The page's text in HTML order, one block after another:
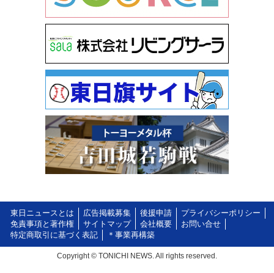
東日ニュースとは 広告掲載募集 後援申請
プライバシーポリシー
免責事項と著作権
サイトマップ 会社概要
お問い合せ
特定商取引に基づく表記
＊事業再構築
Copyright © TONICHI NEWS. All rights reserved.